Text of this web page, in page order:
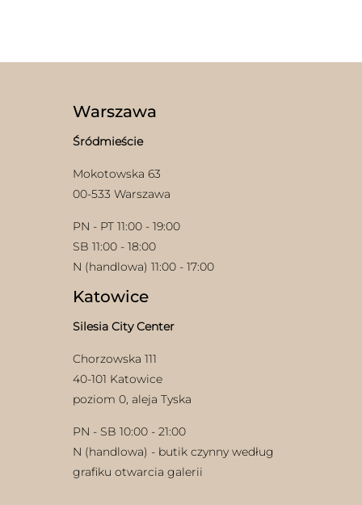
Warszawa
Śródmieście
Mokotowska 63
00-533 Warszawa
PN - PT 11:00 - 19:00
SB 11:00 - 18:00
N (handlowa) 11:00 - 17:00
Katowice
Silesia City Center
Chorzowska 111
40-101 Katowice
poziom 0, aleja Tyska
PN - SB 10:00 - 21:00
N (handlowa) - butik czynny według
grafiku otwarcia galerii